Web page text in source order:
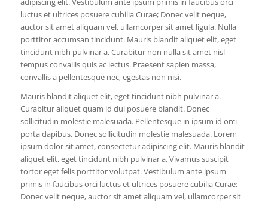
luctus et ultrices posuere cubilia Curae; Donec velit neque,
auctor sit amet aliquam vel, ullamcorper sit amet ligula. Nulla
porttitor accumsan tincidunt. Mauris blandit aliquet elit, eget
tincidunt nibh pulvinar a. Curabitur non nulla sit amet nisl
tempus convallis quis ac lectus. Praesent sapien massa,
convallis a pellentesque nec, egestas non nisi.
Mauris blandit aliquet elit, eget tincidunt nibh pulvinar a.
Curabitur aliquet quam id dui posuere blandit. Donec
sollicitudin molestie malesuada. Pellentesque in ipsum id orci
porta dapibus. Donec sollicitudin molestie malesuada. Lorem
ipsum dolor sit amet, consectetur adipiscing elit. Mauris blandit
aliquet elit, eget tincidunt nibh pulvinar a. Vivamus suscipit
tortor eget felis porttitor volutpat. Vestibulum ante ipsum
primis in faucibus orci luctus et ultrices posuere cubilia Curae;
Donec velit neque, auctor sit amet aliquam vel, ullamcorper sit